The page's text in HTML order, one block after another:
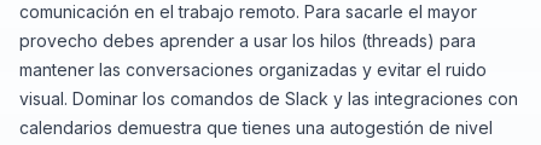
comunicación en el trabajo remoto. Para sacarle el mayor
provecho debes aprender a usar los hilos (threads) para
mantener las conversaciones organizadas y evitar el ruido
visual. Dominar los comandos de Slack y las integraciones con
calendarios demuestra que tienes una autogestión de nivel